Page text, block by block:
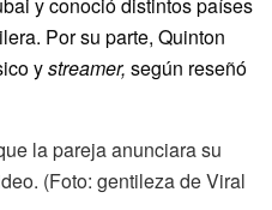
y conoció distintos países
Por su parte, Quinton
ystreamer, según reseñó